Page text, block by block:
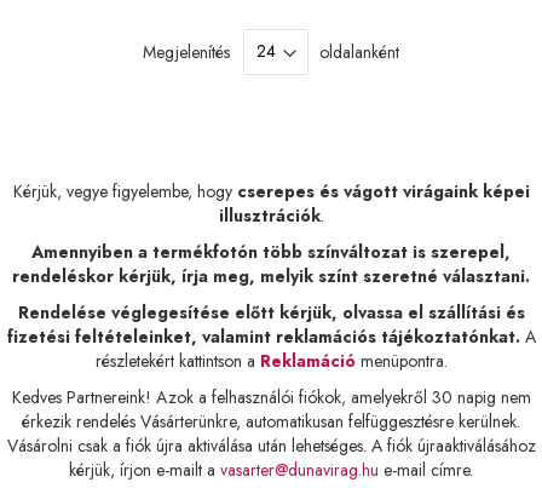
Megjelenítés oldalanként
Kérjük, vegye figyelembe, hogy cserepes és vágott virágaink képei
illusztrációk.
Amennyiben a termékfotón több színváltozat is szerepel,
rendeléskor kérjük, írja meg, melyik színt szeretné választani.
Rendelése véglegesítése előtt kérjük, olvassa el szállítási és
fizetési feltételeinket, valamint reklamációs tájékoztatónkat.A
részletekért kattintson a Reklamáció menüpontra.
Kedves Partnereink! Azok a felhasználói fiókok, amelyekről 30 napig nem
érkezik rendelés Vásárterünkre, automatikusan felfüggesztésre kerülnek.
Vásárolni csak a fiók újra aktiválása után lehetséges. A fiók újraaktiválásához
kérjük, írjon e-mailt a vasarter@dunavirag.hu e-mail címre.